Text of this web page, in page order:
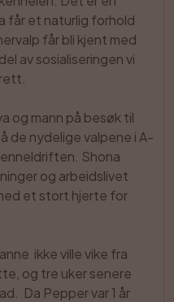
får et naturlig forhold
får bli kjent med
av sosialiseringen vi
og mann på besøk til
de nydelige valpene i A-
Shona
og arbeidslivet
et stort hjerte for
ikke ville vike fra
og tre uker senere
Da Pepper var 1 år